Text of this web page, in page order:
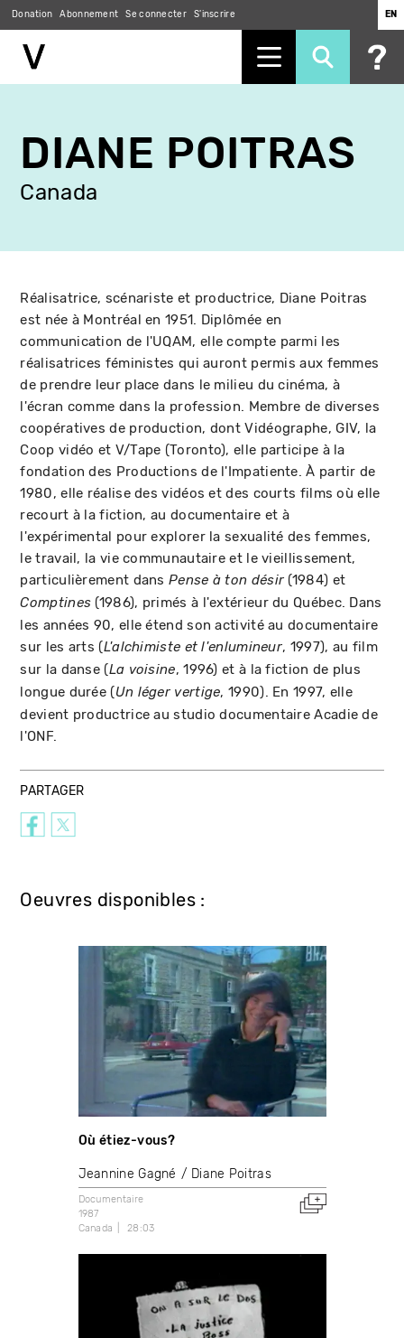
contenu
principal
Donation Abonnement Se connecter S'inscrire EN
DIANE POITRAS
Canada
Réalisatrice, scénariste et productrice, Diane Poitras
est née à Montréal en 1951. Diplômée en
communication de l'UQAM, elle compte parmi les
réalisatrices féministes qui auront permis aux femmes
de prendre leur place dans le milieu du cinéma, à
l'écran comme dans la profession. Membre de diverses
coopératives de production, dont Vidéographe, GIV, la
Coop vidéo et V/Tape (Toronto), elle participe à la
fondation des Productions de l'Impatiente. À partir de
1980, elle réalise des vidéos et des courts films où elle
recourt à la fiction, au documentaire et à
l'expérimental pour explorer la sexualité des femmes,
le travail, la vie communautaire et le vieillissement,
particulièrement dansPense à ton désir (1984) et
Comptines(1986), primés à l'extérieur du Québec. Dans
les années 90, elle étend son activité au documentaire
sur les arts (L'alchimiste et l'enlumineur, 1997), au film
sur la danse (La voisine, 1996) et à la fiction de plus
longue durée (Un léger vertige, 1990). En 1997, elle
devient productrice au studio documentaire Acadie de
l'ONF.
PARTAGER
Oeuvres disponibles :
Où étiez-vous?
Jeannine Gagné Diane Poitras
Documentaire
1987
Canada
28:03